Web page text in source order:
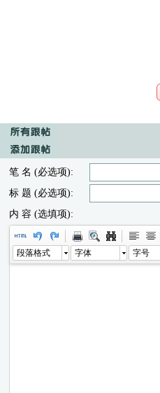
笔 名 (必选项):
标 题 (必选项):
内 容 (选填项):
段落格式 字体 字号